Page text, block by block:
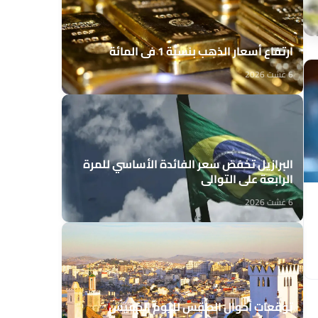
ارتفاع أسعار الذهب بنسبة 1 في المائة
6 غشت 2026
البرازيل تخفض سعر الفائدة الأساسي للمرة
الرابعة على التوالي
6 غشت 2026
توقعات أحوال الطقس لليوم الخميس